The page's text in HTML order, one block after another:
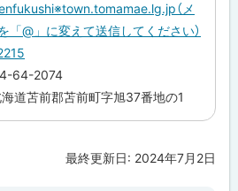
（メ
「@」に変えて送信してください）
64-2074
道苫前郡苫前町字旭37番地の1
最終更新日: 2024年7月2日